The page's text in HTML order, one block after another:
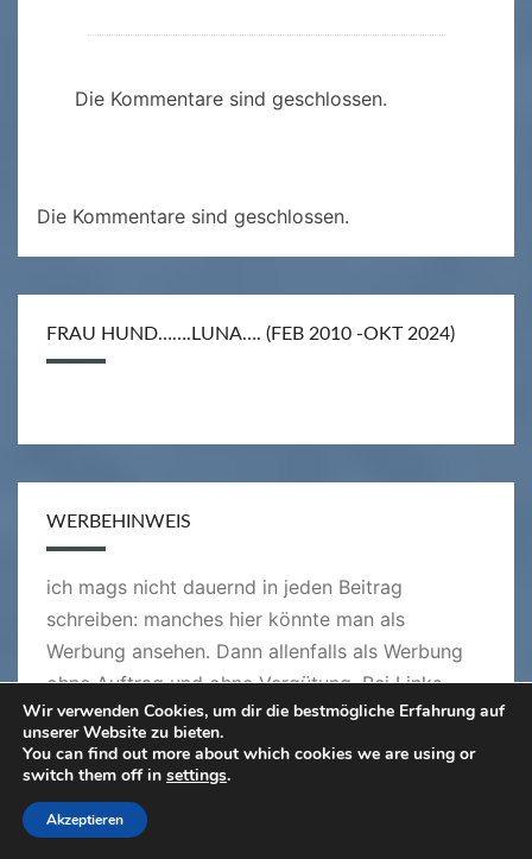
Die Kommentare sind geschlossen.
Die Kommentare sind geschlossen.
FRAU HUND…….LUNA…. (FEB 2010 -OKT 2024)
WERBEHINWEIS
ich mags nicht dauernd in jeden Beitrag
schreiben: manches hier könnte man als
Werbung ansehen. Dann allenfalls als Werbung
ohne Auftrag und ohne Vergütung. Bei Links
handelt es sich meistens um Quellenangaben,
wo ich verwendete Muster gefunden habe.
Wir verwenden Cookies, um dir die bestmögliche Erfahrung auf
unserer Website zu bieten.
You can find out more about which cookies we are using or
switch them off in settings.
Akzeptieren